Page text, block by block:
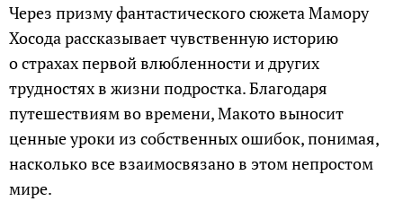
Через призму фантастического сюжета Мамору
Хосода рассказывает чувственную историю
о страхах первой влюбленности и других
трудностях в жизни подростка. Благодаря
путешествиям во времени, Макото выносит
ценные уроки из собственных ошибок, понимая,
насколько все взаимосвязано в этом непростом
мире.